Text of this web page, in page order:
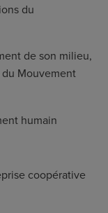
du
de son milieu,
Mouvement
humain
coopérative